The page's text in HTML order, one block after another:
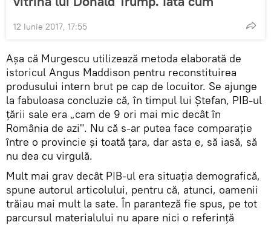
12 Iunie 2017, 17:55
Aşa că Murgescu utilizează metoda elaborată de
istoricul Angus Maddison pentru reconstituirea
produsului intern brut pe cap de locuitor. Se ajunge
la fabuloasa concluzie că, în timpul lui Ştefan, PIB-ul
ţării sale era „cam de 9 ori mai mic decât în
România de azi". Nu că s-ar putea face comparaţie
între o provincie şi toată ţara, dar asta e, să iasă, să
nu dea cu virgulă.
Mult mai grav decât PIB-ul era situaţia demografică,
spune autorul articolului, pentru că, atunci, oamenii
trăiau mai mult la sate. În paranteză fie spus, pe tot
parcursul materialului nu apare nici o referinţă